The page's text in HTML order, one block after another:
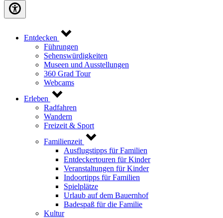
Entdecken
Führungen
Sehenswürdigkeiten
Museen und Ausstellungen
360 Grad Tour
Webcams
Erleben
Radfahren
Wandern
Freizeit & Sport
Familienzeit
Ausflugstipps für Familien
Entdeckertouren für Kinder
Veranstaltungen für Kinder
Indoortipps für Familien
Spielplätze
Urlaub auf dem Bauernhof
Badespaß für die Familie
Kultur